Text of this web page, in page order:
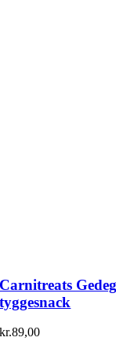
Carnitreats
tyggesnack
kr.89,00